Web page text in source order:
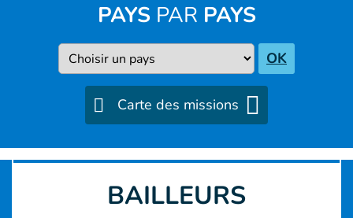
PAYSPAR PAYS
Pays OK
Carte des missions
BAILLEURS